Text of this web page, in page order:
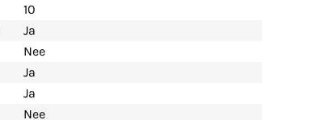
10
Ja
Nee
Ja
Ja
Nee